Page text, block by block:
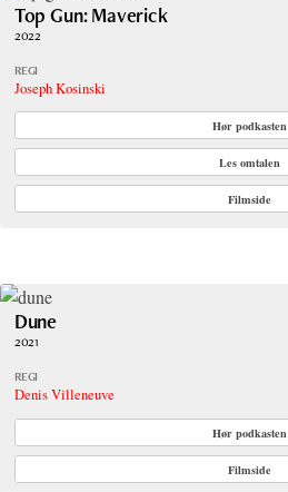
Top Gun: Maverick
2022
REGI
Joseph Kosinski
Hør podkasten
Les omtalen
Filmside
Dune
2021
REGI
Denis Villeneuve
Hør podkasten
Filmside